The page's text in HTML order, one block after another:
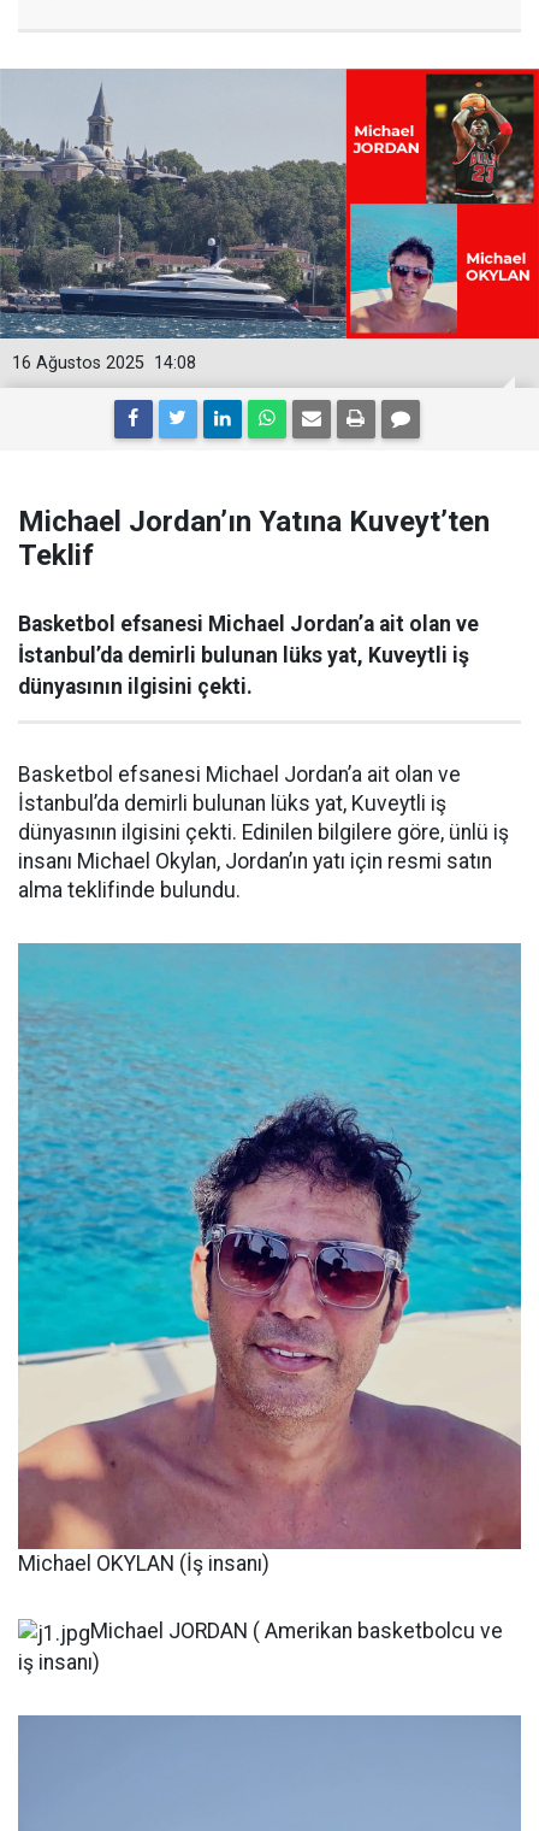
14:08
16 Ağustos 2025
Michael Jordan’ın Yatına Kuveyt’ten
Teklif
Basketbol efsanesi Michael Jordan’a ait olan ve
İstanbul’da demirli bulunan lüks yat, Kuveytli iş
dünyasının ilgisini çekti.
Basketbol efsanesi Michael Jordan’a ait olan ve
İstanbul’da demirli bulunan lüks yat, Kuveytli iş
dünyasının ilgisini çekti. Edinilen bilgilere göre, ünlü iş
insanı Michael Okylan, Jordan’ın yatı için resmi satın
alma teklifinde bulundu.
Michael OKYLAN (İş insanı)
Michael JORDAN ( Amerikan basketbolcu ve
iş insanı)